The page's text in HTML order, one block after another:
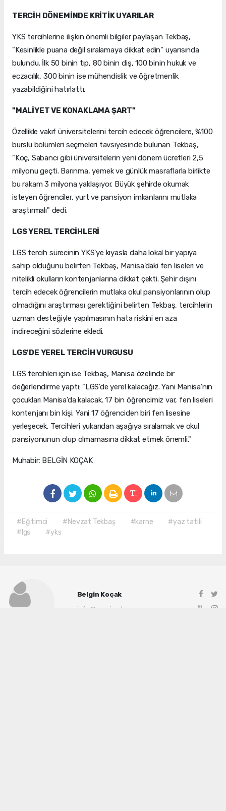
TERCİH DÖNEMİNDE KRİTİK UYARILAR
YKS tercihlerine ilişkin önemli bilgiler paylaşan Tekbaş,
"Kesinlikle puana değil sıralamaya dikkat edin" uyarısında
bulundu. İlk 50 binin tıp, 80 binin diş, 100 binin hukuk ve
eczacılık, 300 binin ise mühendislik ve öğretmenlik
yazabildiğini hatırlattı.
"MALİYET VE KONAKLAMA ŞART"
Özellikle vakıf üniversitelerini tercih edecek öğrencilere, %100
burslu bölümleri seçmeleri tavsiyesinde bulunan Tekbaş,
"Koç, Sabancı gibi üniversitelerin yeni dönem ücretleri 2,5
milyonu geçti. Barınma, yemek ve günlük masraflarla birlikte
bu rakam 3 milyona yaklaşıyor. Büyük şehirde okumak
isteyen öğrenciler, yurt ve pansiyon imkanlarını mutlaka
araştırmalı" dedi.
LGS YEREL TERCİHLERİ
LGS tercih sürecinin YKS'ye kıyasla daha lokal bir yapıya
sahip olduğunu belirten Tekbaş, Manisa'daki fen liseleri ve
nitelikli okulların kontenjanlarına dikkat çekti. Şehir dışını
tercih edecek öğrencilerin mutlaka okul pansiyonlarının olup
olmadığını araştırması gerektiğini belirten Tekbaş, tercihlerin
uzman desteğiyle yapılmasının hata riskini en aza
indireceğini sözlerine ekledi.
LGS'DE YEREL TERCİH VURGUSU
LGS tercihleri için ise Tekbaş, Manisa özelinde bir
değerlendirme yaptı: "LGS'de yerel kalacağız. Yani Manisa'nın
çocukları Manisa'da kalacak. 17 bin öğrencimiz var, fen liseleri
kontenjanı bin kişi. Yani 17 öğrenciden biri fen lisesine
yerleşecek. Tercihleri yukarıdan aşağıya sıralamak ve okul
pansiyonunun olup olmamasına dikkat etmek önemli."
Muhabir: BELGİN KOÇAK
#Eğitimci #Nevzat Tekbaş #karne
#yaz tatili
#lgs
#yks
Belgin Koçak
info@manisadenge.com